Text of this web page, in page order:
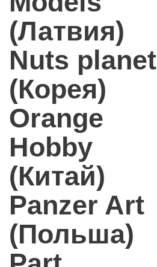
(Латвия)
Nuts planet
(Корея)
Orange
Hobby
(Китай)
Panzer Art
(Польша)